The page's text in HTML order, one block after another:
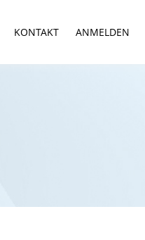
KONTAKT ANMELDEN